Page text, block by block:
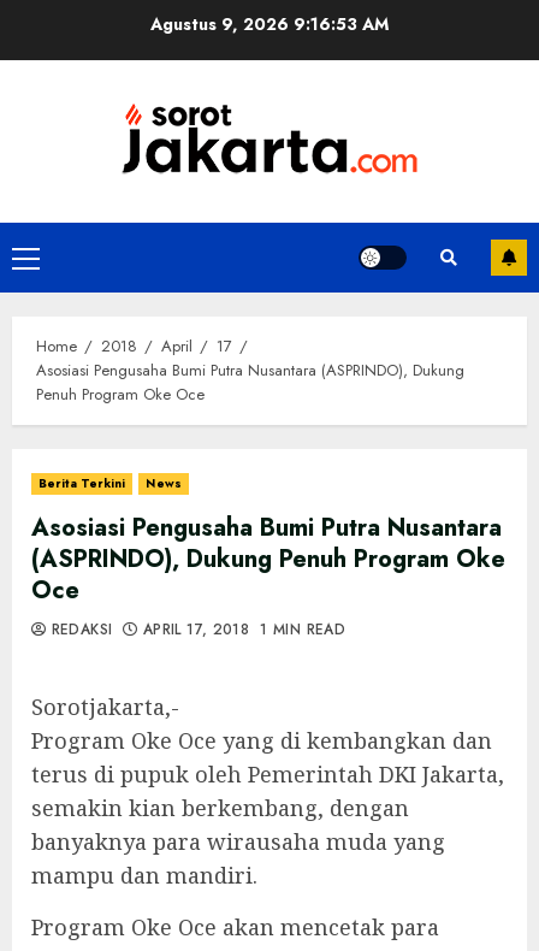
Agustus 9, 2026 9:16:54 AM
Primary
Menu
Home 2018 April
17
Asosiasi Pengusaha Bumi Putra Nusantara (ASPRINDO), Dukung
Penuh Program Oke Oce
Berita Terkini News
Asosiasi Pengusaha Bumi Putra Nusantara
(ASPRINDO), Dukung Penuh Program Oke
Oce
REDAKSI APRIL 17, 2018 1 MIN READ
Sorotjakarta,-
Program Oke Oce yang di kembangkan dan
terus di pupuk oleh Pemerintah DKI Jakarta,
semakin kian berkembang, dengan
banyaknya para wirausaha muda yang
mampu dan mandiri.
Program Oke Oce akan mencetak para